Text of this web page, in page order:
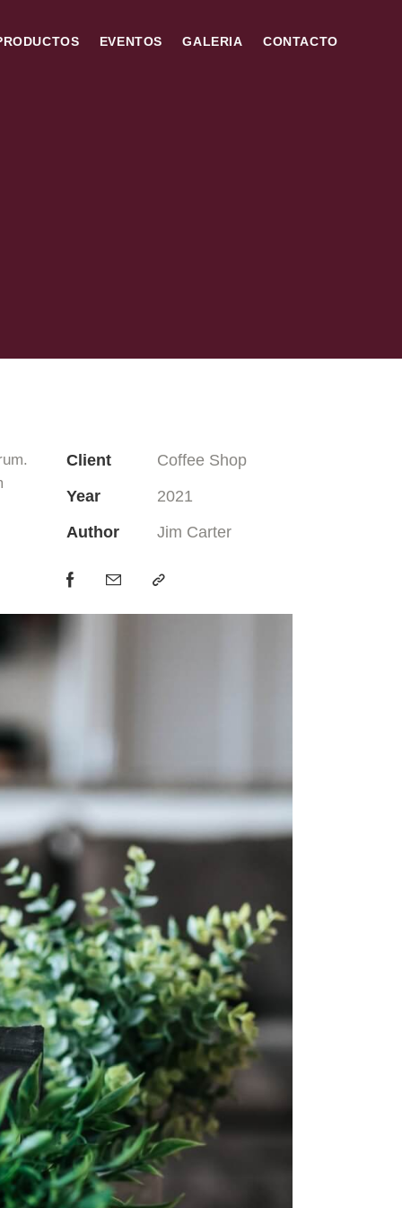
EVENTOS GALERIA CONTACTO
Client
Coffee Shop
Year
2021
Author
Jim Carter